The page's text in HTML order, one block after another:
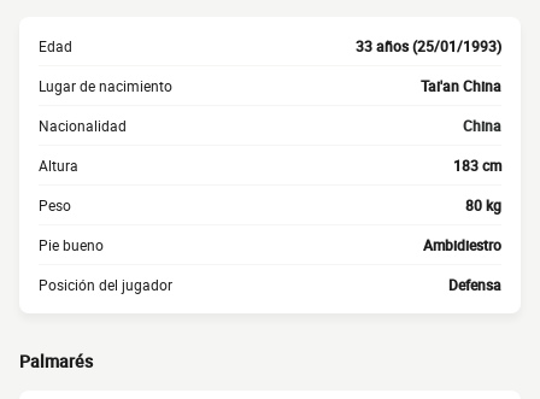
Edad 33 años (25/01/1993)
Lugar de nacimiento Tai'an China
Nacionalidad China
Altura 183 cm
Peso 80 kg
Pie bueno Ambidiestro
Posición del jugador Defensa
Palmarés